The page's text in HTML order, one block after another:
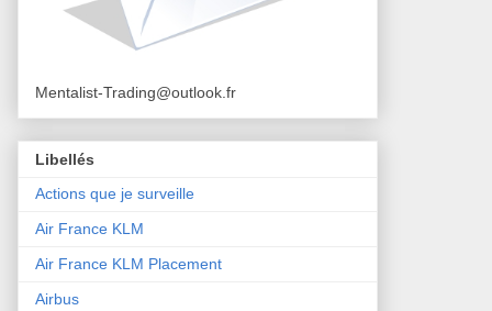
Mentalist-Trading@outlook.fr
Libellés
Actions que je surveille
Air France KLM
Air France KLM Placement
Airbus